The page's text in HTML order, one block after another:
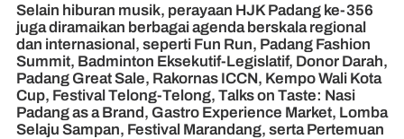
Selain hiburan musik, perayaan HJK Padang ke-356
juga diramaikan berbagai agenda berskala regional
dan internasional, seperti Fun Run, Padang Fashion
Summit, Badminton Eksekutif-Legislatif, Donor Darah,
Padang Great Sale, Rakornas ICCN, Kempo Wali Kota
Cup, Festival Telong-Telong, Talks on Taste: Nasi
Padang as a Brand, Gastro Experience Market, Lomba
Selaju Sampan, Festival Marandang, serta Pertemuan